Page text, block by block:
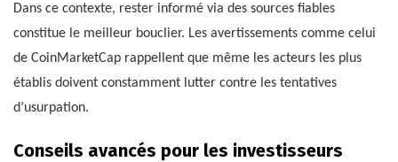
Dans ce contexte, rester informé via des sources fiables
constitue le meilleur bouclier. Les avertissements comme celui
de CoinMarketCap rappellent que même les acteurs les plus
établis doivent constamment lutter contre les tentatives
d’usurpation.
Conseils avancés pour les investisseurs